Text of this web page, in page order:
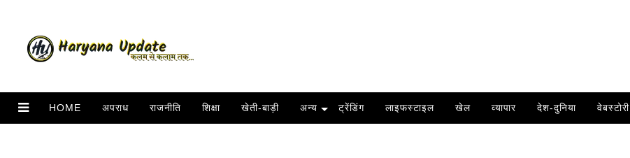
HOME अपराध राजनीति शिक्षा खेती-बाड़ी अन्य ट्रेंडिंग लाइफस्टाइल खेल व्यापार देश-दुनिया वेबस्टोरी